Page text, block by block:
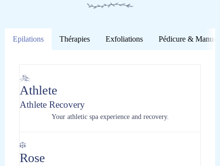
Epilations Thérapies Exfoliations Pédicure &
Athlete
Athlete Recovery
Your athletic spa experience and recovery.
Rose